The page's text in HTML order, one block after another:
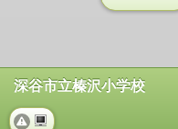
深谷市立榛沢小学校